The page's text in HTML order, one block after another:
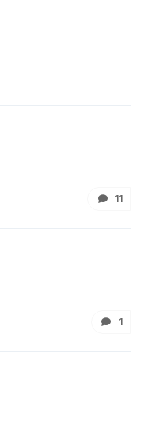
11
1